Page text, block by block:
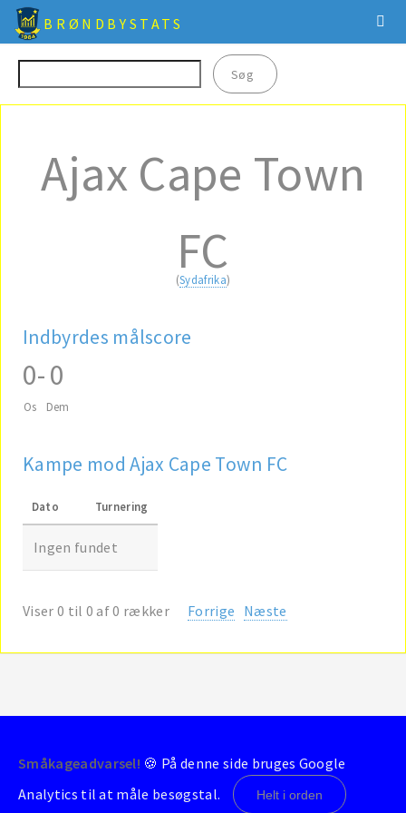
BRØNDBYSTATS
Ajax Cape Town
FC
(Sydafrika)
Indbyrdes målscore
0
Os
-0
Dem
Kampe mod Ajax Cape Town FC
Dato Turnering
Ingen fundet
Viser 0 til 0 af 0 rækker Forrige Næste
© 2004-2026 - BrondbyStats
Småkageadvarsel! 🍪 På denne side bruges Google
Analytics til at måle besøgstal.
Helt i orden